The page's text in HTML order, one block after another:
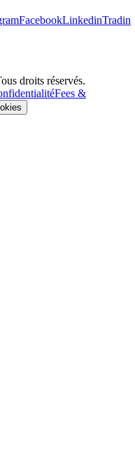
FacebookLinkedinTradin
droits réservés.
Fees &